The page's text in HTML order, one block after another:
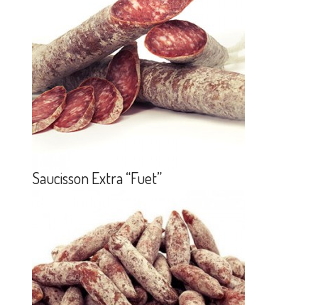
Saucisson Extra “Fuet”